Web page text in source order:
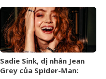
Sadie Sink, dị nhân Jean
Grey của Spider-Man: